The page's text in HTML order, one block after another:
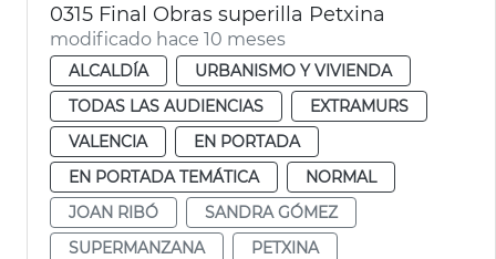
0315 Final Obras superilla Petxina
modificado hace 10 meses
ALCALDÍA
URBANISMO Y VIVIENDA
TODAS LAS AUDIENCIAS
EXTRAMURS
VALENCIA
EN PORTADA
EN PORTADA TEMÁTICA
NORMAL
JOAN RIBÓ
SANDRA GÓMEZ
SUPERMANZANA
PETXINA